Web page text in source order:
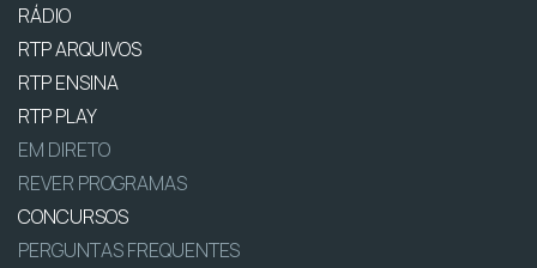
RÁDIO
RTP ARQUIVOS
RTP ENSINA
RTP PLAY
EM DIRETO
REVER PROGRAMAS
CONCURSOS
PERGUNTAS FREQUENTES